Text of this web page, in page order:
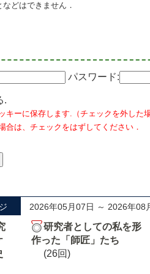
どはできません．
パスワード:
.
キーに保存します.（チェックを外した
合は、チェックをはずしてください．
2026年05月07日 ～ 2026年08
研究者としての私を形
作った「師匠」たち
(26回)